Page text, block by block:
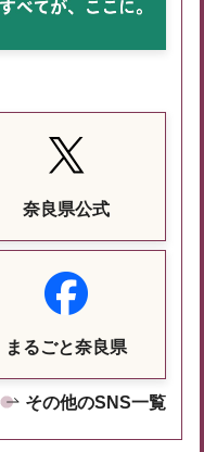
奈良県公式
まるごと奈良県
その他のSNS一覧